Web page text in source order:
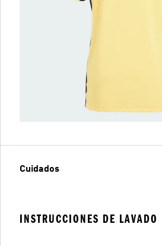
Cuidados
INSTRUCCIONES DE LAVADO